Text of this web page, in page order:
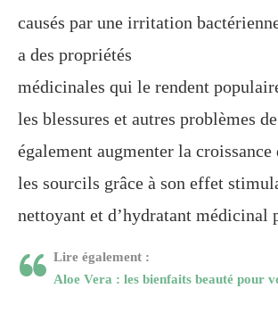
causés par une irritation
a des propriétés
médicinales qui le rendent
les blessures et autres problèmes
également augmenter la croissance
les sourcils grâce à son effet
nettoyant et d’hydratant médicinal
Lire également :
Aloe Vera : les bienfaits beauté pour